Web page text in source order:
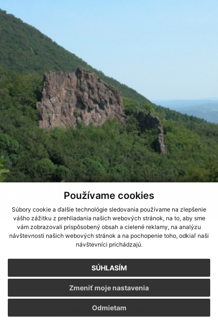
Používame cookies
Súbory cookie a ďalšie technológie sledovania používame na zlepšenie
vášho zážitku z prehliadania našich webových stránok, na to, aby sme
vám zobrazovali prispôsobený obsah a cielené reklamy, na analýzu
návštevnosti našich webových stránok a na pochopenie toho, odkiaľ naši
návštevníci prichádzajú.
SÚHLASÍM
Odmietam
Zmeniť moje nastavenia
ÚRADNÉ HODINY
Pondelok
07:30 - 15:30
Utorok
07:30 - 15:30
Piatok
07:30 - 13:30
057 / 449 26 37
ocu.hermanovcent@gmail.com